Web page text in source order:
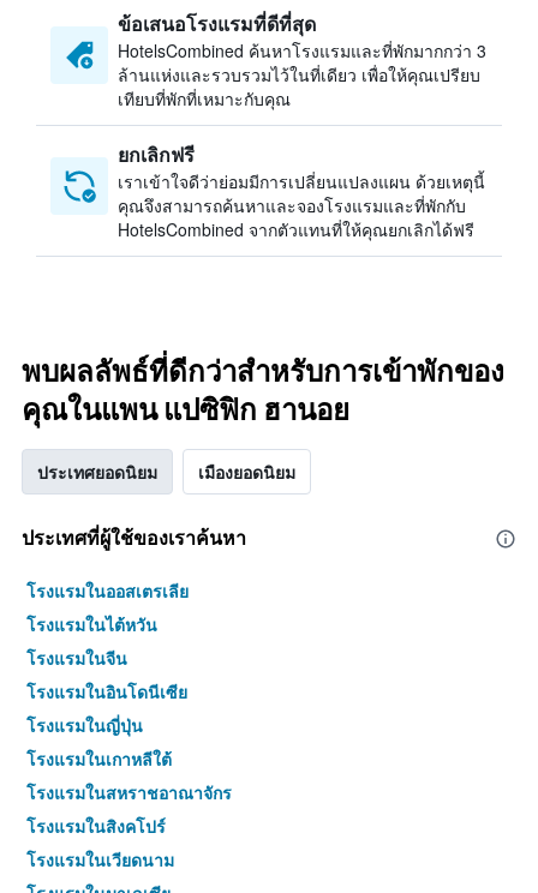
ข้อเสนอโรงแรมที่ดีที่สุด
HotelsCombined ค้นหาโรงแรมและที่พักมากกว่า 3
ล้านแห่งและรวบรวมไว้ในที่เดียว เพื่อให้คุณเปรียบ
เทียบที่พักที่เหมาะกับคุณ
ยกเลิกฟรี
เราเข้าใจดีว่าย่อมมีการเปลี่ยนแปลงแผน ด้วยเหตุนี้
คุณจึงสามารถค้นหาและจองโรงแรมและที่พักกับ
HotelsCombined จากตัวแทนที่ให้คุณยกเลิกได้ฟรี
พบผลลัพธ์ที่ดีกว่าสำหรับการเข้าพักของ
คุณในแพน แปซิฟิก ฮานอย
ประเทศยอดนิยม เมืองยอดนิยม
ประเทศที่ผู้ใช้ของเราค้นหา
โรงแรมในออสเตรเลีย
โรงแรมในไต้หวัน
โรงแรมในจีน
โรงแรมในอินโดนีเซีย
โรงแรมในญี่ปุ่น
โรงแรมในเกาหลีใต้
โรงแรมในสหราชอาณาจักร
โรงแรมในสิงคโปร์
โรงแรมในเวียดนาม